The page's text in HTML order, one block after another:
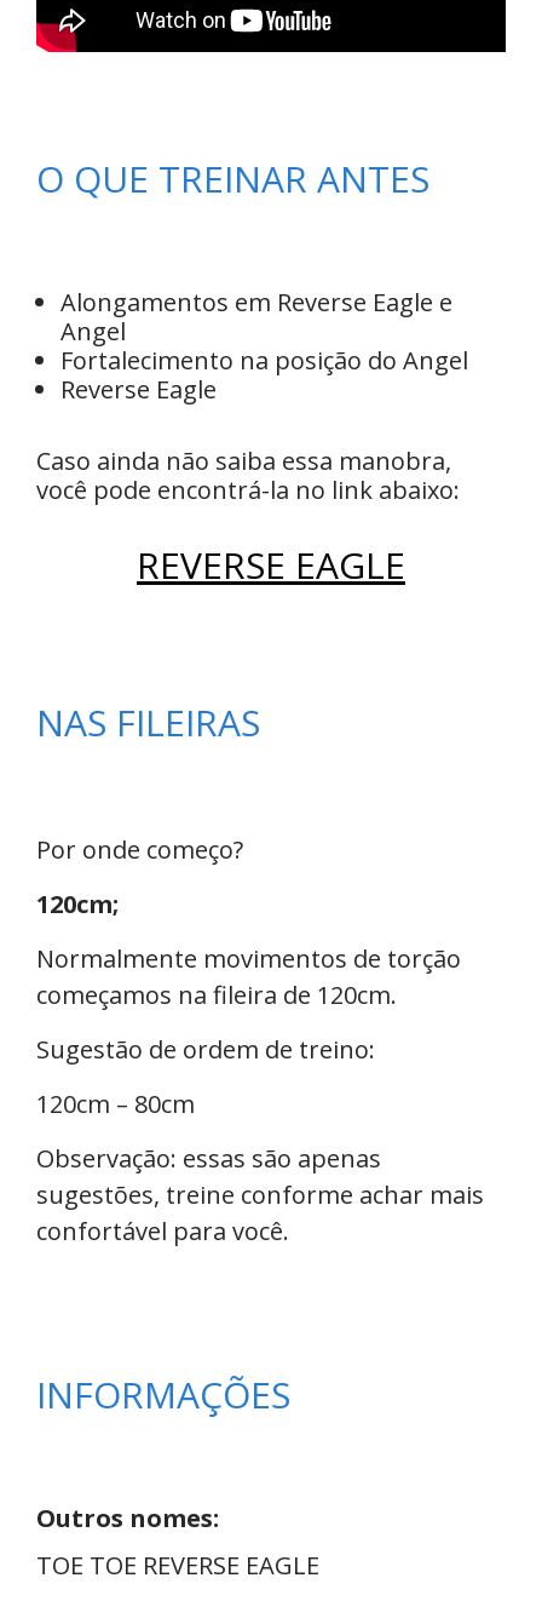
O QUE TREINAR ANTES
Alongamentos em Reverse Eagle e
Angel
Fortalecimento na posição do Angel
Reverse Eagle
Caso ainda não saiba essa manobra,
você pode encontrá-la no link abaixo:
REVERSE EAGLE
NAS FILEIRAS
Por onde começo?
120cm;
Normalmente movimentos de torção
começamos na fileira de 120cm.
Sugestão de ordem de treino:
120cm – 80cm
Observação: essas são apenas
sugestões, treine conforme achar mais
confortável para você.
INFORMAÇÕES
Outros nomes:
TOE TOE REVERSE EAGLE